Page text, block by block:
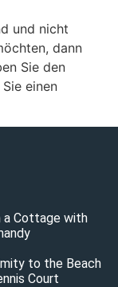
und nicht
dann
Sie den
einen
a Cottage with
to the Beach
Court